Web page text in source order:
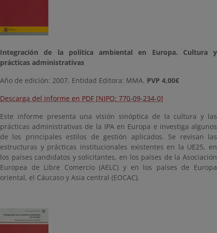
Integración de la política ambiental en Europa. Cultura y
prácticas administrativas
Año de edición: 2007. Entidad Editora: MMA. PVP 4,00€
Descarga del informe en PDF [NIPO: 770-09-234-0]
Este informe presenta una visión sinóptica de la cultura y las
prácticas administrativas de la IPA en Europa e investiga algunos
de los principales estilos de gestión aplicados. Se revisan las
estructuras y prácticas institucionales existentes en la UE25, en
los países candidatos y solicitantes, en los países de la Asociación
Europea de Libre Comercio (AELC) y en los países de Europa
oriental, el Cáucaso y Asia central (EOCAC).